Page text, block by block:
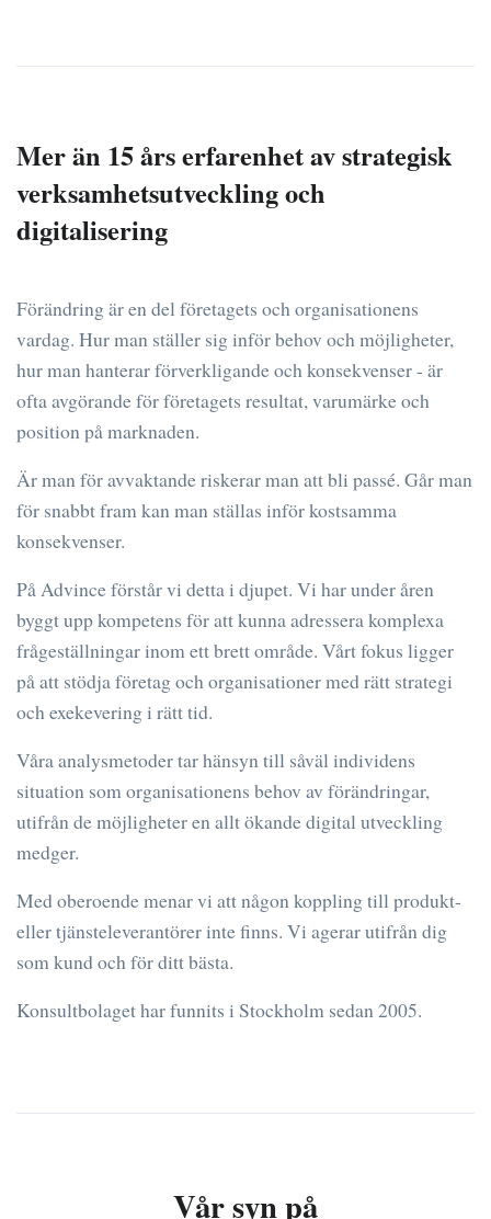
Mer än 15 års erfarenhet av strategisk
verksamhetsutveckling och
digitalisering
Förändring är en del företagets och organisationens
vardag. Hur man ställer sig inför behov och möjligheter,
hur man hanterar förverkligande och konsekvenser - är
ofta avgörande för företagets resultat, varumärke och
position på marknaden.
Är man för avvaktande riskerar man att bli passé. Går man
för snabbt fram kan man ställas inför kostsamma
konsekvenser.
På Advince förstår vi detta i djupet. Vi har under åren
byggt upp kompetens för att kunna adressera komplexa
frågeställningar inom ett brett område. Vårt fokus ligger
på att stödja företag och organisationer med rätt strategi
och exekevering i rätt tid.
Våra analysmetoder tar hänsyn till såväl individens
situation som organisationens behov av förändringar,
utifrån de möjligheter en allt ökande digital utveckling
medger.
Med oberoende menar vi att någon koppling till produkt-
eller tjänsteleverantörer inte finns. Vi agerar utifrån dig
som kund och för ditt bästa.
Konsultbolaget har funnits i Stockholm sedan 2005.
Vår syn på